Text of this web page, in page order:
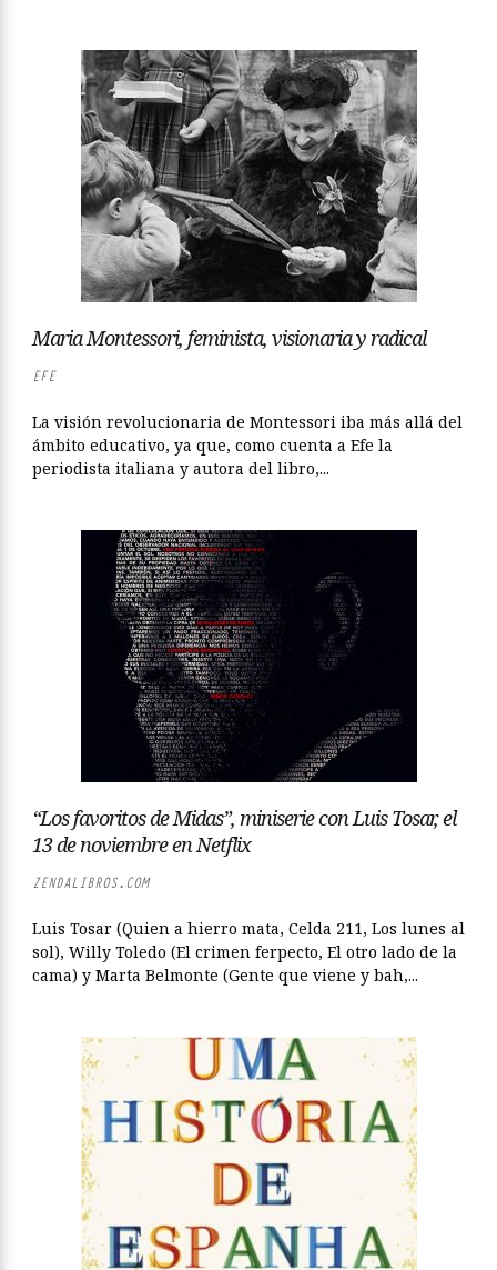
Maria Montessori, feminista, visionaria y radical
EFE
La visión revolucionaria de Montessori iba más allá del
ámbito educativo, ya que, como cuenta a Efe la
periodista italiana y autora del libro,...
“Los favoritos de Midas”, miniserie con Luis Tosar, el
13 de noviembre en Netflix
ZENDALIBROS.COM
Luis Tosar (Quien a hierro mata, Celda 211, Los lunes al
sol), Willy Toledo (El crimen ferpecto, El otro lado de la
cama) y Marta Belmonte (Gente que viene y bah,...